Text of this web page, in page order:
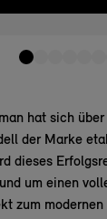
hat sich
der Marke
dieses
um einen
zum